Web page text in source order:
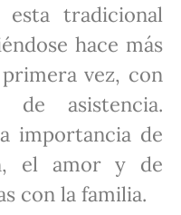
tradicional
hace más
vez, con
de asistencia.
importancia de
el amor y de
con la familia.